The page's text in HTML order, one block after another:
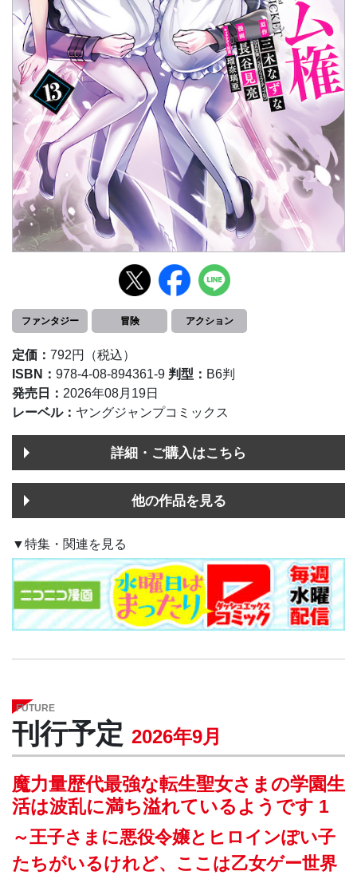
ファンタジー 冒険 アクション
定価： 792円（税込）
ISBN： 978-4-08-894361-9 判型： B6判
発売日： 2026年08月19日
レーベル： ヤングジャンプコミックス
詳細・ご購入はこちら
他の作品を見る
▼特集・関連を見る
FUTURE
刊行予定 2026年9月
魔力量歴代最強な転生聖女さまの学園生
活は波乱に満ち溢れているようです 1
～王子さまに悪役令嬢とヒロインぽい子
たちがいるけれど、ここは乙女ゲー世界